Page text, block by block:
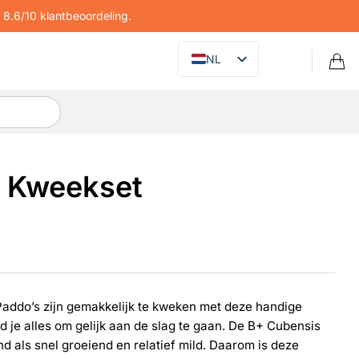
8.6/10 klantbeoordeling.
NL
Kweekset
zijn gemakkelijk te kweken met deze handige
je alles om gelijk aan de slag te gaan. De B+ Cubensis
als snel groeiend en relatief mild. Daarom is deze